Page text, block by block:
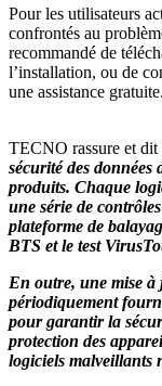
Pour les utilisateurs
confrontés au
recommandé de
l’installation, ou de
une assistance gratuite.
TECNO rassure et dit
sécurité des données
produits. Chaque
une série de
plateforme de
BTS et le test
En outre, une mise à
périodiquement
pour garantir la
protection des
logiciels malveillants